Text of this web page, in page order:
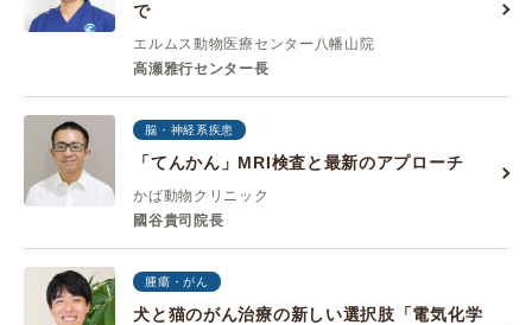
で
エルムス動物医療センター八幡山院
高瀬雅行センター長
脳・神経系疾患
「てんかん」MRI検査と最新のアプローチ
かば動物クリニック
國谷貴司院長
腫瘍・がん
犬と猫のがん治療の新しい選択肢「電気化学